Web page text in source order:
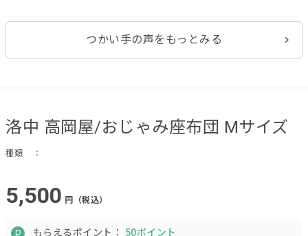
つかい手の声をもっとみる
洛中 高岡屋/おじゃみ座布団 Mサイズ
種類 ：
5,500 円（税込）
もらえるポイント： 50ポイント